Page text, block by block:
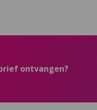
ontvangen?